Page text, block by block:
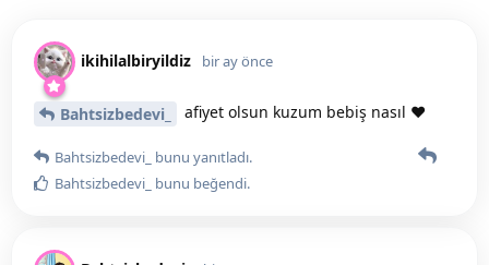
ikihilalbiryildiz bir ay önce
Bahtsizbedevi_ afiyet olsun kuzum bebiş nasıl ♥️
Bahtsizbedevi_ bunu yanıtladı.
Bahtsizbedevi_ bunu beğendi.